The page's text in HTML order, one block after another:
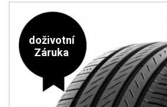
doživotní
Záruka